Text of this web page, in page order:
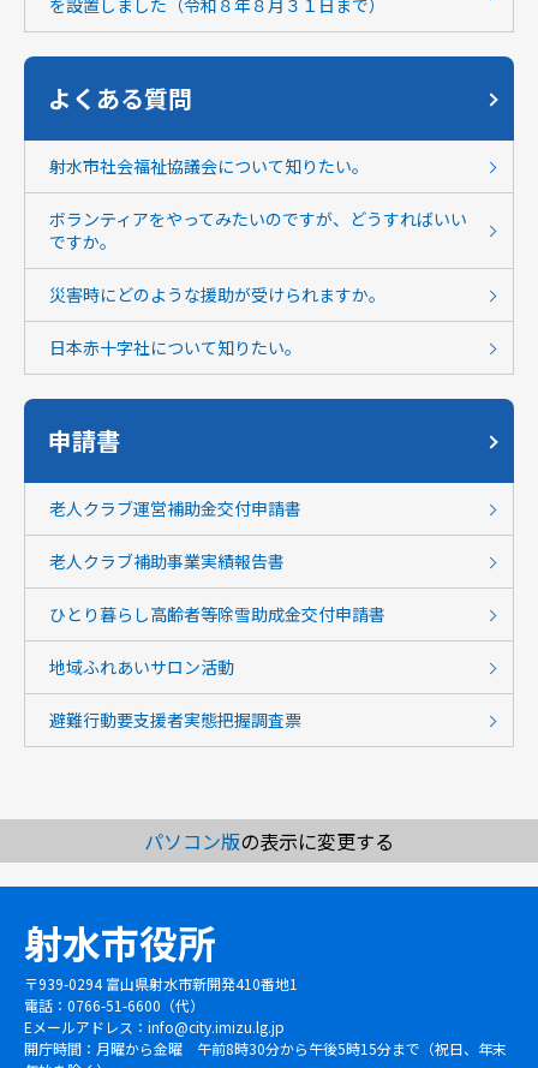
を設置しました（令和８年８月３１日まで）
よくある質問
射水市社会福祉協議会について知りたい。
ボランティアをやってみたいのですが、どうすればいい
ですか。
災害時にどのような援助が受けられますか。
日本赤十字社について知りたい。
申請書
老人クラブ運営補助金交付申請書
老人クラブ補助事業実績報告書
ひとり暮らし高齢者等除雪助成金交付申請書
地域ふれあいサロン活動
避難行動要支援者実態把握調査票
パソコン版の表示に変更する
射水市役所
〒939-0294 富山県射水市新開発410番地1
電話：0766-51-6600（代）
Eメールアドレス： info@city.imizu.lg.jp
開庁時間：月曜から金曜 午前8時30分から午後5時15分まで（祝日、年末